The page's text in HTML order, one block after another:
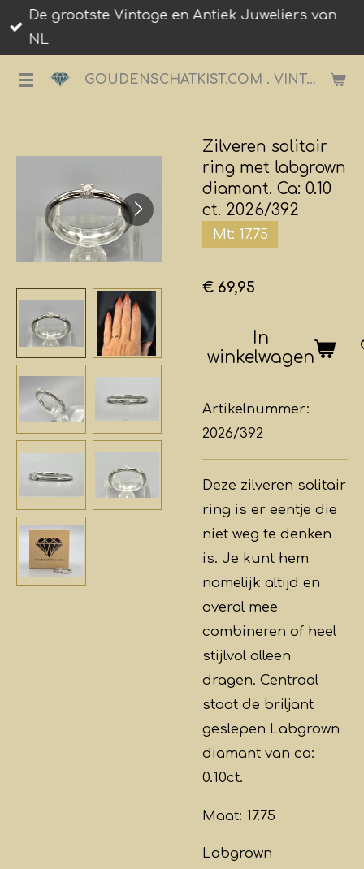
Ga
direct
de
GOUDENSCHATKIST.COM . VINTAGE JUWELIER.
De grootste Vintage en Antiek Juweliers van
NL
Zilveren solitair
ring met labgrown
diamant. Ca: 0.10
ct. 2026/392
Mt: 17.75
€ 69,95
In
winkelwagen
Artikelnummer:
2026/392
Deze zilveren solitair
ring is er eentje die
niet weg te denken
is. Je kunt hem
namelijk altijd en
overal mee
combineren of heel
stijlvol alleen
dragen. Centraal
staat de briljant
geslepen Labgrown
diamant van ca:
0.10ct.
Maat: 17.75
Labgrown